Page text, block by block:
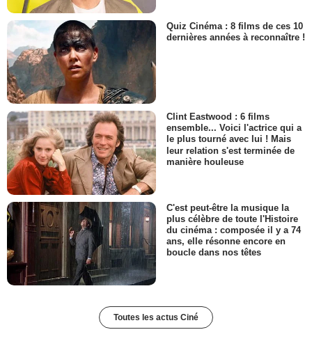
Quiz Cinéma : 8 films de ces 10
dernières années à reconnaître !
Clint Eastwood : 6 films
ensemble... Voici l'actrice qui a
le plus tourné avec lui ! Mais
leur relation s'est terminée de
manière houleuse
C'est peut-être la musique la
plus célèbre de toute l'Histoire
du cinéma : composée il y a 74
ans, elle résonne encore en
boucle dans nos têtes
Toutes les actus Ciné